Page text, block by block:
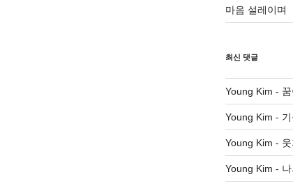
마음 설레이며
최신 댓글
Young Kim -
Young Kim -
Young Kim -
Young Kim -